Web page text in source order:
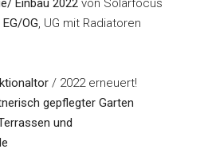
Einbau 2022 von Solarfocus
OG, UG mit Radiatoren
/ 2022 erneuert!
gepflegter Garten
und